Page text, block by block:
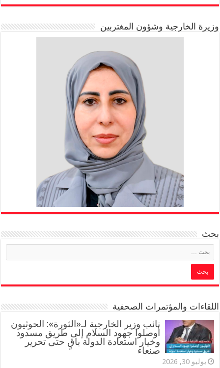
وزيرة الخارجية وشؤون المغتربين
بحث
اللقاءات والمؤتمرات الصحفية
‏نائب وزير الخارجية لـ«الثورة»: الحوثيون
أوصلوا جهود السلام إلى طريق مسدود
وخيار استعادة الدولة باقٍ حتى تحرير
صنعاء
يوليو 30, 2026